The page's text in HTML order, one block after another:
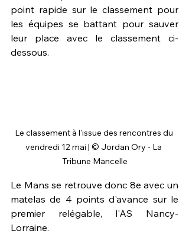
point rapide sur le classement pour
les équipes se battant pour sauver
leur place avec le classement ci-
dessous.
Le classement à l'issue des rencontres du
vendredi 12 mai | © Jordan Ory - La
Tribune Mancelle
Le Mans se retrouve donc 8e avec un
matelas de 4 points d'avance sur le
premier relégable, l'AS Nancy-
Lorraine.